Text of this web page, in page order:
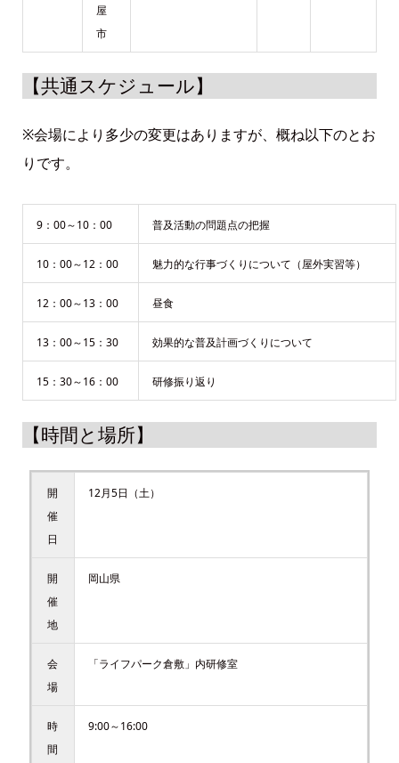
屋
市
【共通スケジュール】
※会場により多少の変更はありますが、概ね以下のとお
りです。
9：00～10：00 普及活動の問題点の把握
10：00～12：00 魅力的な行事づくりについて（屋外実習等）
12：00～13：00 昼食
13：00～15：30 効果的な普及計画づくりについて
15：30～16：00 研修振り返り
【時間と場所】
開
催
日
12月5日（土）
開
催
地
岡山県
会
場
「ライフパーク倉敷」内研修室
時
間
9:00～16:00